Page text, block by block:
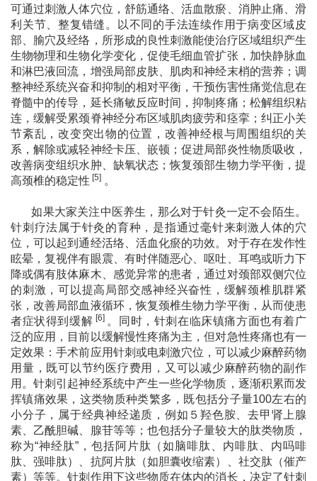
可通过刺激人体穴位，舒筋通络、活血散瘀、消肿止痛、滑
利关节、整复错缝。以不同的手法连续作用于病变区域皮
部、腧穴及经络，所形成的良性刺激能使治疗区域组织产生
生物物理和生物化学变化，促使毛细血管扩张，加快静脉血
和淋巴液回流，增强局部皮肤、肌肉和神经末梢的营养；调
整神经系统兴奋和抑制的相对平衡，干预伤害性痛觉信息在
脊髓中的传导，延长痛敏反应时间，抑制疼痛；松解组织粘
连，缓解受累颈脊神经分布区域肌肉疲劳和痉挛；纠正小关
节紊乱，改变突出物的位置，改善神经根与周围组织的关
系，解除或减轻神经卡压、嵌顿；促进局部炎性物质吸收，
改善病变组织水肿、缺氧状态；恢复颈部生物力学平衡，提
高颈椎的稳定性 [5] 。
如果大家关注中医养生，那么对于针灸一定不会陌生。
针刺疗法属于针灸的育种，是指通过毫针来刺激人体的穴
位，可以起到通经活络、活血化瘀的功效。对于存在发作性
眩晕，复视伴有眼震、有时伴随恶心、呕吐、耳鸣或听力下
降或偶有肢体麻木、感觉异常的患者，通过对颈部双侧穴位
的刺激，可以提高局部交感神经兴奋性，缓解颈椎肌群紧
张，改善局部血液循环，恢复颈椎生物力学平衡，从而使患
者症状得到缓解 [6] 。同时，针刺在临床镇痛方面也有着广
泛的应用，目前以缓解慢性疼痛为主，但对急性疼痛也有一
定效果：手术前应用针刺或电刺激穴位，可以减少麻醉药物
用量，既可以节约医疗费用，又可以减少麻醉药物的副作
用。针刺引起神经系统中产生一些化学物质，逐渐积累而发
挥镇痛效果，这类物质种类繁多，既包括分子量100左右的
小分子，属于经典神经递质，例如５羟色胺、去甲肾上腺
素、乙酰胆碱、
腺苷等等；也包括分子量较大的肽类物质，
称为“神经肽”，包括阿片肽（如脑啡肽、内啡肽、内吗啡
肽、强啡肽）、抗阿片肽（如胆囊收缩素）、社交肽（催产
素）等等。针刺作用下这些物质在体内的消长，决定了针刺